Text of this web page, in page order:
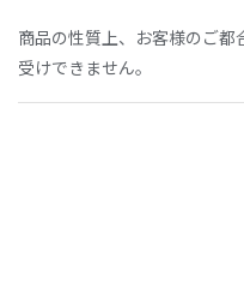
商品の性質上、お客様のご
受けできません。